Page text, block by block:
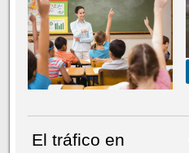
El tráfico en